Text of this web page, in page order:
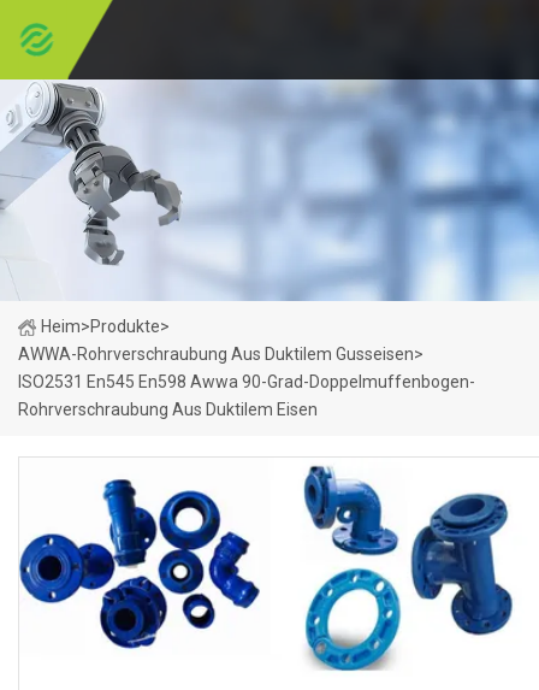
Heim>Produkte>
AWWA-Rohrverschraubung Aus Duktilem Gusseisen>
ISO2531 En545 En598 Awwa 90-Grad-Doppelmuffenbogen-
Rohrverschraubung Aus Duktilem Eisen